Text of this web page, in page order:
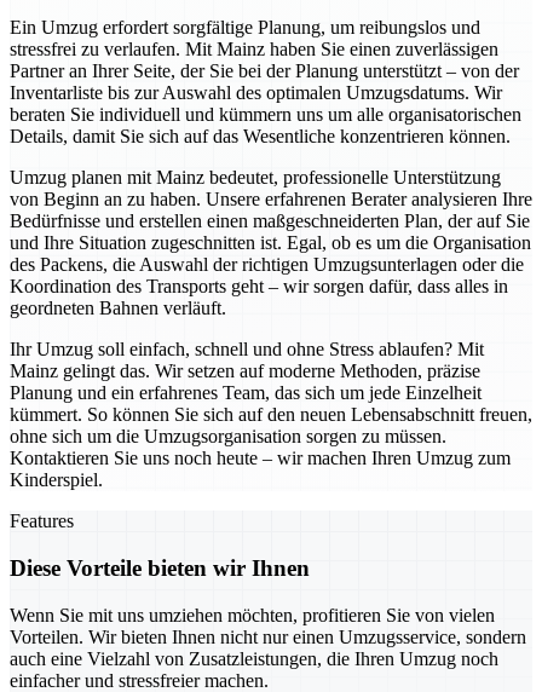
Ein Umzug erfordert sorgfältige Planung, um reibungslos und
stressfrei zu verlaufen. Mit Mainz haben Sie einen zuverlässigen
Partner an Ihrer Seite, der Sie bei der Planung unterstützt – von der
Inventarliste bis zur Auswahl des optimalen Umzugsdatums. Wir
beraten Sie individuell und kümmern uns um alle organisatorischen
Details, damit Sie sich auf das Wesentliche konzentrieren können.
Umzug planen mit Mainz bedeutet, professionelle Unterstützung
von Beginn an zu haben. Unsere erfahrenen Berater analysieren Ihre
Bedürfnisse und erstellen einen maßgeschneiderten Plan, der auf Sie
und Ihre Situation zugeschnitten ist. Egal, ob es um die Organisation
des Packens, die Auswahl der richtigen Umzugsunterlagen oder die
Koordination des Transports geht – wir sorgen dafür, dass alles in
geordneten Bahnen verläuft.
Ihr Umzug soll einfach, schnell und ohne Stress ablaufen? Mit
Mainz gelingt das. Wir setzen auf moderne Methoden, präzise
Planung und ein erfahrenes Team, das sich um jede Einzelheit
kümmert. So können Sie sich auf den neuen Lebensabschnitt freuen,
ohne sich um die Umzugsorganisation sorgen zu müssen.
Kontaktieren Sie uns noch heute – wir machen Ihren Umzug zum
Kinderspiel.
Features
Diese Vorteile bieten wir Ihnen
Wenn Sie mit uns umziehen möchten, profitieren Sie von vielen
Vorteilen. Wir bieten Ihnen nicht nur einen Umzugsservice, sondern
auch eine Vielzahl von Zusatzleistungen, die Ihren Umzug noch
einfacher und stressfreier machen.